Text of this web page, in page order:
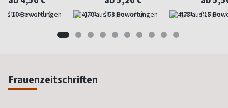
(13 x pro Jahr) 4,70 (8 x pro Jahr) 4,53 (9 x pro
Frauenzeitschriften